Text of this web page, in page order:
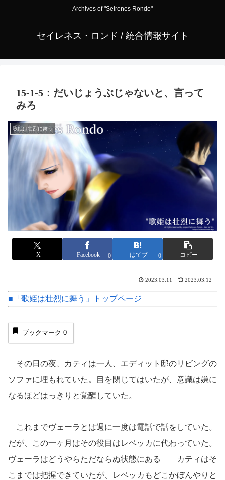
Archives of "Seirenes Rondo"
セイレネス・ロンド / 統合情報サイト
15-1-5：だいじょうぶじゃないと、言って
みろ
歌姫は壮烈に舞う
X Facebook 0 はてブ 0 コピー
2023.03.11 2023.03.12
■「歌姫は壮烈に舞う」トップページ
ブックマーク 0
その日の夜、カティは一人、エディット邸のリビングの
ソファに埋もれていた。目を閉じてはいたが、意識は嫌に
なるほどはっきりと覚醒していた。
これまでヴェーラとは週に一度は電話で話をしていた。
だが、この一ヶ月はその役目はレベッカに代わっていた。
ヴェーラはどうやらただならぬ状態にある――カティはそ
こまでは把握できていたが、レベッカもどこかぼんやりと